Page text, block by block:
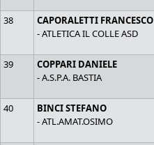
38
CAPORALETTI FRANCESCO
- ATLETICA IL COLLE ASD
39
COPPARI DANIELE
- A.S.P.A. BASTIA
40
BINCI STEFANO
- ATL.AMAT.OSIMO